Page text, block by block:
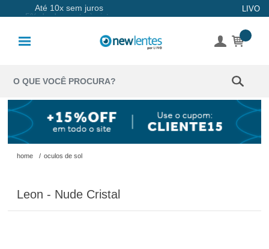
Até 10x sem juros LIVO
Coloridas
Solução
Óculos de
Óculos de
Grau
home / oculos de sol
Leon - Nude Cristal